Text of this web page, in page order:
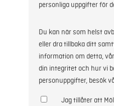
personliga uppgifter för
Jag tillåter att
Du kan när som helst
eller dra tillbaka ditt
information om detta,
din integritet och hur vi
personuppgifter, besök